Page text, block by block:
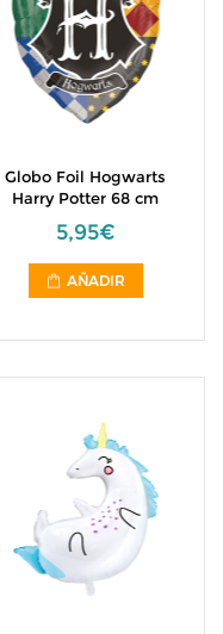
Globo Foil Hogwarts
Harry Potter 68 cm
5,95€
AÑADIR